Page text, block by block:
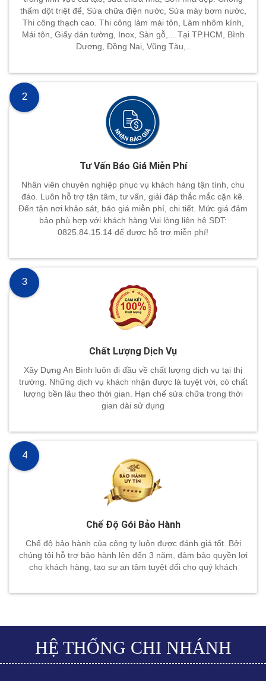
thấm dột triệt để, Sửa chữa điện nước, Sửa máy bơm nước,
Thi công thạch cao. Thi công làm mái tôn, Làm nhôm kính,
Mái tôn, Giấy dán tường, Inox, Sàn gỗ,... Tại TP.HCM, Bình
Dương, Đồng Nai, Vũng Tàu,..
Tư Vấn Báo Giá Miễn Phí
Nhân viên chuyên nghiệp phục vụ khách hàng tận tình, chu
đáo. Luôn hỗ trợ tận tâm, tư vấn, giải đáp thắc mắc cặn kẽ.
Đến tận nơi khảo sát, báo giá miễn phí, chi tiết. Mức giá đảm
bảo phù hợp với khách hàng Vui lòng liên hệ SĐT:
0825.84.15.14 để đươc hỗ trợ miễn phí!
2
Chất Lượng Dịch Vụ
Xây Dựng An Bình luôn đi đầu về chất lượng dịch vụ tại thị
trường. Những dịch vụ khách nhận được là tuyệt vời, có chất
lượng bền lâu theo thời gian. Hạn chế sửa chữa trong thời
gian dài sử dụng
3
Chế Độ Gói Bảo Hành
Chế độ bảo hành của công ty luôn được đánh giá tốt. Bởi
chúng tôi hỗ trợ bảo hành lên đến 3 năm, đảm bảo quyền lợi
cho khách hàng, tạo sự an tâm tuyệt đối cho quý khách
4
HỆ THỐNG CHI NHÁNH